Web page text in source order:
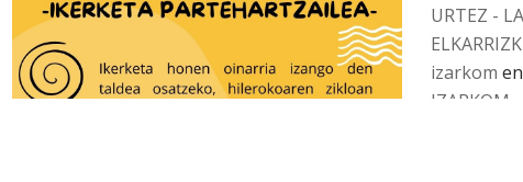
URTEZ -
izarkom en
IZARKOM